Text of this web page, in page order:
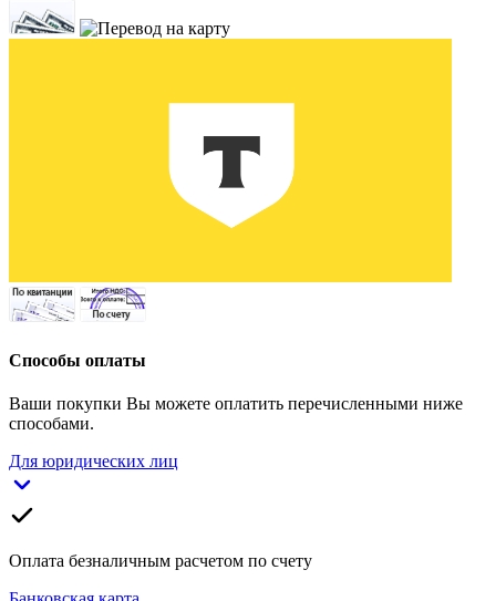
Способы оплаты
Ваши покупки Вы можете оплатить перечисленными ниже
способами.
Для юридических лиц
Оплата безналичным расчетом по счету